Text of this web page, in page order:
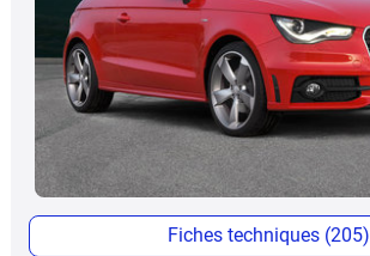
Fiches techniques (205)